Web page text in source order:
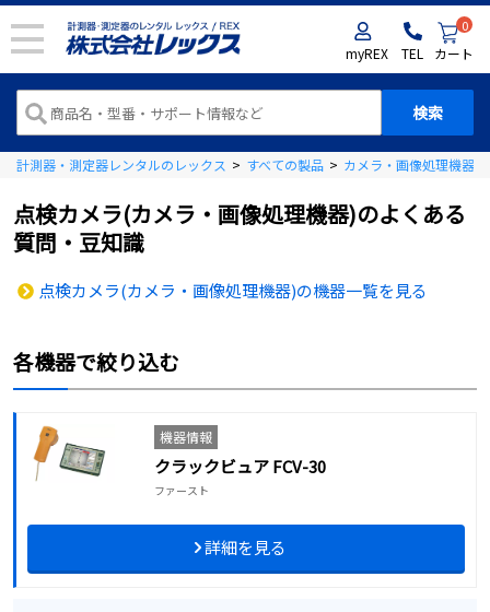
myREX TEL
0
カート
計測器・測定器レンタルのレックス > すべての製品 > カメラ・画像処理機器
点検カメラ(カメラ・画像処理機器)のよくある
質問・豆知識
点検カメラ(カメラ・画像処理機器)の機器一覧を見る
各機器で絞り込む
機器情報
クラックビュア FCV-30
ファースト
詳細を見る